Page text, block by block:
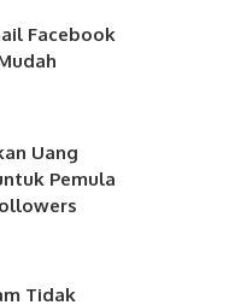
Facebook
Uang
Pemula
Tidak